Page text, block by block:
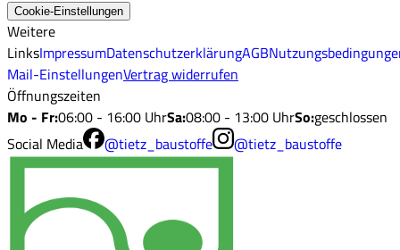
Cookie-Einstellungen
Weitere
LinksImpressumDatenschutzerklärungAGB
Mail-EinstellungenVertrag widerrufen
Öffnungszeiten
Mo - Fr:06:00 - 16:00 UhrSa:08:00 - 13:00 UhrSo:geschlossen
Social Media
@tietz_baustoffe @tietz_baustoffe